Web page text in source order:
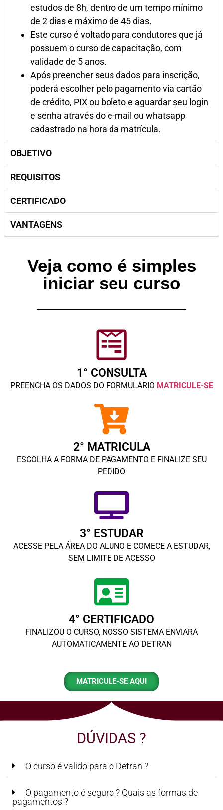
estudos de 8h, dentro de um tempo mínimo
de 2 dias e máximo de 45 dias.
Este curso é voltado para condutores que já
possuem o curso de capacitação, com
validade de 5 anos.
Após preencher seus dados para inscrição,
poderá escolher pelo pagamento via cartão
de crédito, PIX ou boleto e aguardar seu login
e senha através do e-mail ou whatsapp
cadastrado na hora da matrícula.
OBJETIVO
REQUISITOS
CERTIFICADO
VANTAGENS
Veja como é simples
iniciar seu curso
1° CONSULTA
PREENCHA OS DADOS DO FORMULÁRIO MATRICULE-SE
2° MATRICULA
ESCOLHA A FORMA DE PAGAMENTO E FINALIZE SEU
PEDIDO
3° ESTUDAR
ACESSE PELA ÁREA DO ALUNO E COMECE A ESTUDAR,
SEM LIMITE DE ACESSO
4° CERTIFICADO
FINALIZOU O CURSO, NOSSO SISTEMA ENVIARA
AUTOMATICAMENTE AO DETRAN
MATRICULE-SE AQUI
DÚVIDAS ?
O curso é valido para o Detran ?
O pagamento é seguro ? Quais as formas de
pagamentos ?